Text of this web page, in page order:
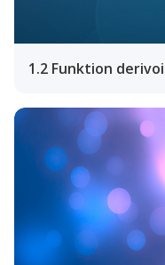
1.2 Funktion